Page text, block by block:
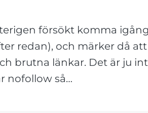
försökt komma
redan), och märker då
brutna länkar. Det är ju
nofollow så…